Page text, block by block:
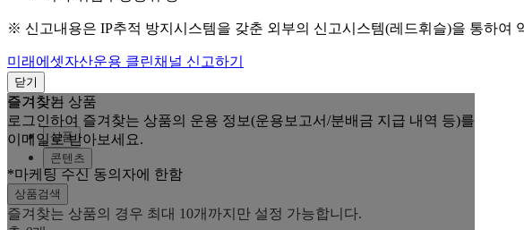
※ 신고내용은 IP추적 방지시스템을 갖춘 외부의 신고시스템(레드휘슬)을 통하
미래에셋자산운용 클린채널 신고하기
닫기
즐겨찾는 상품
로그인하여 즐겨찾는 상품의 운용 정보(운용보고서/분배금 지급 내역 등)를
이메일로 받아보세요.
*마케팅 수신 동의자에 한함
즐겨찾기
상품
콘텐츠
상품검색
즐겨찾는 상품의 경우 최대 10개까지만 설정 가능합니다.